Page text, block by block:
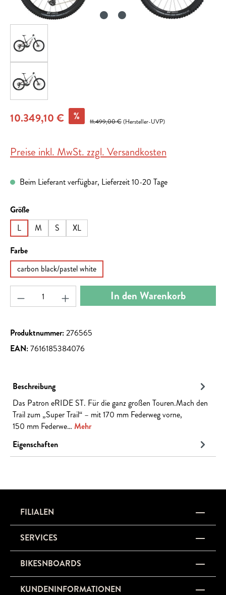
10.349,10 € % 11.499,00 €(Hersteller-UVP)
Preise inkl. MwSt. zzgl. Versandkosten
Beim Lieferant verfügbar, Lieferzeit 10-20 Tage
Größeauswählen
L
M S
XL
Farbeauswählen
carbon black/pastel white
Produkt Anzahl: Gib den gewünschten Wert ein
In den Warenkorb
Produktnummer:276565
EAN:7616185384076
Beschreibung
Das Patron eRIDE ST. Für die ganz großen Touren.Mach den
Trail zum „Super Trail“ – mit 170 mm Federweg vorne,
150 mm Federwe… Mehr
Eigenschaften
FILIALEN
SERVICES
BIKESNBOARDS
KUNDENINFORMATIONEN